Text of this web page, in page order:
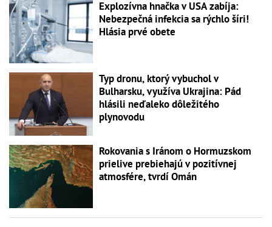
Explozívna hnačka v USA zabíja:
Nebezpečná infekcia sa rýchlo šíri!
Hlásia prvé obete
Typ dronu, ktorý vybuchol v
Bulharsku, využíva Ukrajina: Pád
hlásili neďaleko dôležitého
plynovodu
Rokovania s Iránom o Hormuzskom
prielive prebiehajú v pozitívnej
atmosfére, tvrdí Omán